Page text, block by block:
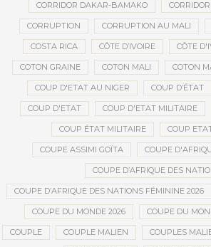
CORRIDOR DAKAR-BAMAKO
CORRUPTION CORRUPTION AU MALI
COSTA RICA CÔTE D’IVOIRE CÔTE
COTON GRAINE COTON MALI COTON
COUP D'ETAT AU NIGER COUP D’ÉTAT
COUP D'ETAT COUP D'ETAT MILITAIRE
COUP ÉTAT MILITAIRE COUP
COUPE ASSIMI GOÏTA COUPE
COUPE D’AFRIQUE DES
COUPE D’AFRIQUE DES NATIONS FÉMININE 2026
COUPE DU MONDE 2026 COUPE DU
COUPLE COUPLE MALIEN COUPLES